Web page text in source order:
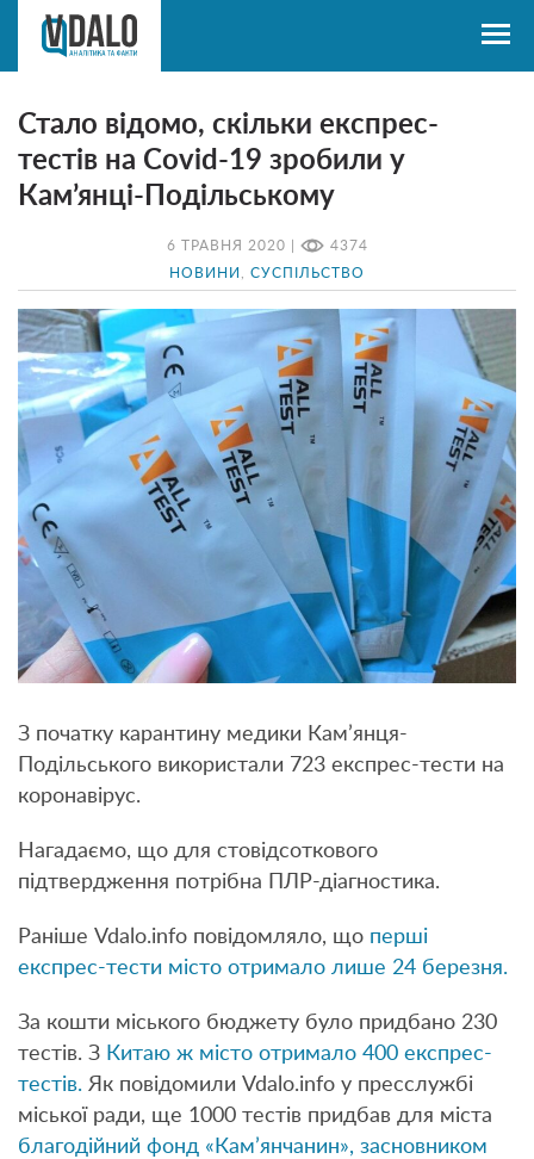
6 ТРАВНЯ 2020 | 4374
НОВИНИ СУСПІЛЬСТВО
Стало відомо, скільки експрес-
тестів на Covid-19 зробили у
Кам’янці-Подільському
З початку карантину медики Кам’янця-
Подільського використали 723 експрес-тести на
коронавірус.
Нагадаємо, що для стовідсоткового
підтвердження потрібна ПЛР-діагностика.
Раніше Vdalo.info повідомляло, що перші
експрес-тести місто отримало лише 24 березня.
За кошти міського бюджету було придбано 230
тестів. З Китаю ж місто отримало 400 експрес-
тестів. Як повідомили Vdalo.info у пресслужбі
міської ради, ще 1000 тестів придбав для міста
благодійний фонд «Кам’янчанин», засновником